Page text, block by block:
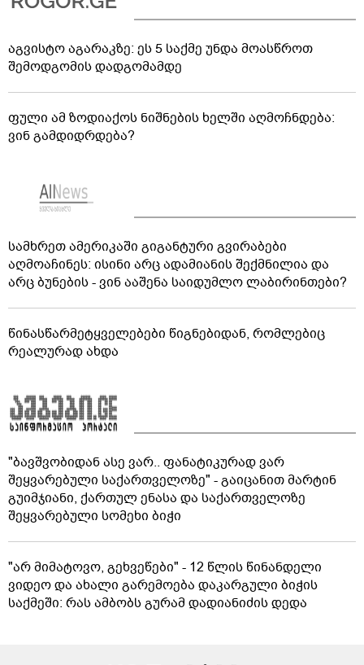
აგვისტო აგარაკზე: ეს 5 საქმე უნდა მოასწროთ
შემოდგომის დადგომამდე
ფული ამ ზოდიაქოს ნიშნების ხელში აღმოჩნდება:
ვინ გამდიდრდება?
სამხრეთ ამერიკაში გიგანტური გვირაბები
აღმოაჩინეს: ისინი არც ადამიანის შექმნილია და
არც ბუნების - ვინ ააშენა საიდუმლო ლაბირინთები?
წინასწარმეტყველებები წიგნებიდან, რომლებიც
რეალურად ახდა
"ბავშვობიდან ასე ვარ.. ფანატიკურად ვარ
შეყვარებული საქართველოზე" - გაიცანით მარტინ
გუიმჯიანი, ქართულ ენასა და საქართველოზე
შეყვარებული სომეხი ბიჭი
"არ მიმატოვო, გეხვეწები" - 12 წლის წინანდელი
ვიდეო და ახალი გარემოება დაკარგული ბიჭის
საქმეში: რას ამბობს გურამ დადიანიძის დედა